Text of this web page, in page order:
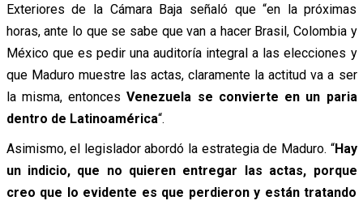
Exteriores de la Cámara Baja señaló que “en la próximas
horas, ante lo que se sabe que van a hacer Brasil, Colombia y
México que es pedir una auditoría integral a las elecciones y
que Maduro muestre las actas, claramente la actitud va a ser
la misma, entonces Venezuela se convierte en un paria
dentro de Latinoamérica“.
Asimismo, el legislador abordó la estrategia de Maduro. “Hay
un indicio, que no quieren entregar las actas, porque
creo que lo evidente es que perdieron y están tratando